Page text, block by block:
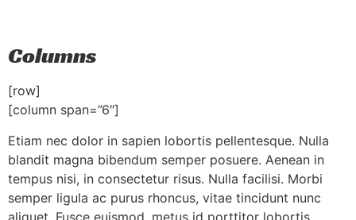
Columns
[row]
[column span=”6″]
Etiam nec dolor in sapien lobortis pellentesque. Nulla
blandit magna bibendum semper posuere. Aenean in
tempus nisi, in consectetur risus. Nulla facilisi. Morbi
semper ligula ac purus rhoncus, vitae tincidunt nunc
aliquet. Fusce euismod, metus id porttitor lobortis,